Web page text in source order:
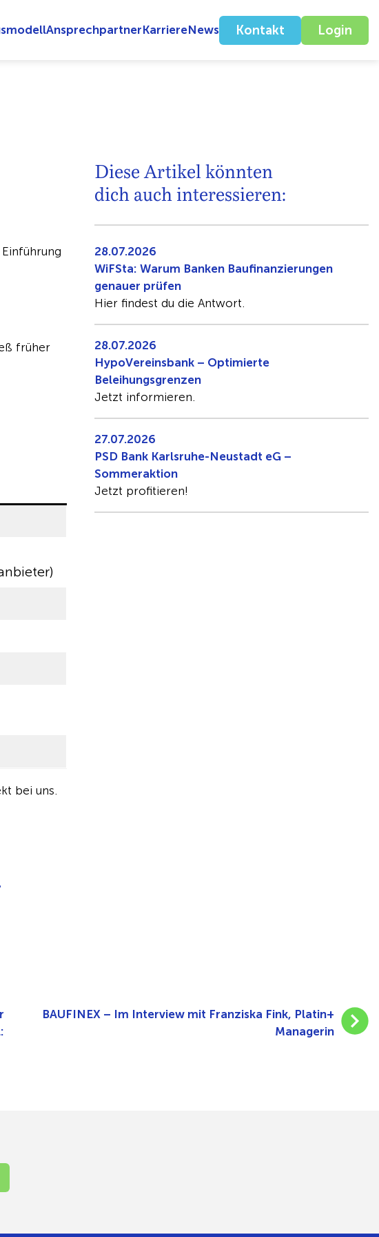
AnsprechpartnerKarriereNews Kontakt Login
früher
bei uns.
Diese Artikel könnten
dich auch interessieren:
28.07.2026
WiFSta: Warum Banken Baufinanzierungen
genauer prüfen
Hier findest du die Antwort.
28.07.2026
HypoVereinsbank – Optimierte
Beleihungsgrenzen
Jetzt informieren.
27.07.2026
PSD Bank Karlsruhe-Neustadt eG –
Sommeraktion
Jetzt profitieren!
BAUFINEX – Im Interview mit Franziska Fink, Platin+
Managerin